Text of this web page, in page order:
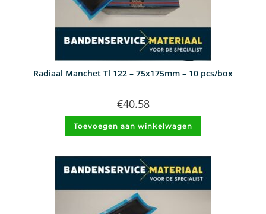
Radiaal Manchet Tl 122 – 75x175mm – 10 pcs/box
€40.58
Toevoegen aan winkelwagen